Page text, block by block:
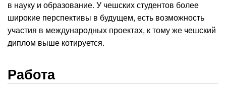
в науку и образование. У чешских студентов более
широкие перспективы в будущем, есть возможность
участия в международных проектах, к тому же чешский
диплом выше котируется.
Работа